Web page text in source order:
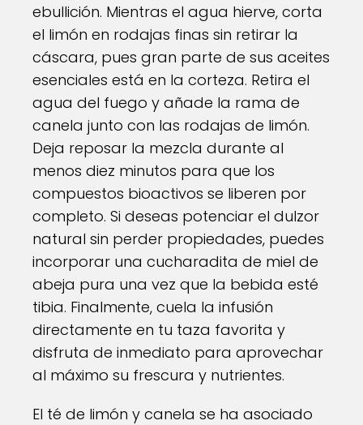
ebullición. Mientras el agua hierve, corta
el limón en rodajas finas sin retirar la
cáscara, pues gran parte de sus aceites
esenciales está en la corteza. Retira el
agua del fuego y añade la rama de
canela junto con las rodajas de limón.
Deja reposar la mezcla durante al
menos diez minutos para que los
compuestos bioactivos se liberen por
completo. Si deseas potenciar el dulzor
natural sin perder propiedades, puedes
incorporar una cucharadita de miel de
abeja pura una vez que la bebida esté
tibia. Finalmente, cuela la infusión
directamente en tu taza favorita y
disfruta de inmediato para aprovechar
al máximo su frescura y nutrientes.
El té de limón y canela se ha asociado